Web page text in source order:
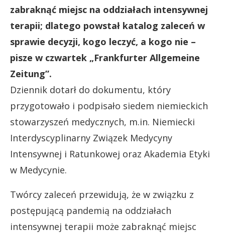
zabraknąć miejsc na oddziałach intensywnej
terapii; dlatego powstał katalog zaleceń w
sprawie decyzji, kogo leczyć, a kogo nie –
pisze w czwartek „Frankfurter Allgemeine
Zeitung”.
Dziennik dotarł do dokumentu, który
przygotowało i podpisało siedem niemieckich
stowarzyszeń medycznych, m.in. Niemiecki
Interdyscyplinarny Związek Medycyny
Intensywnej i Ratunkowej oraz Akademia Etyki
w Medycynie.
Twórcy zaleceń przewidują, że w związku z
postępującą pandemią na oddziałach
intensywnej terapii może zabraknąć miejsc